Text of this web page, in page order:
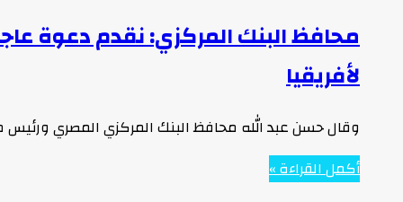
محافظ البنك المركزي: نقدم دعوة
لأفريقيا
وقال حسن عبد الله محافظ البنك المركزي المصري
أكمل القراءة »